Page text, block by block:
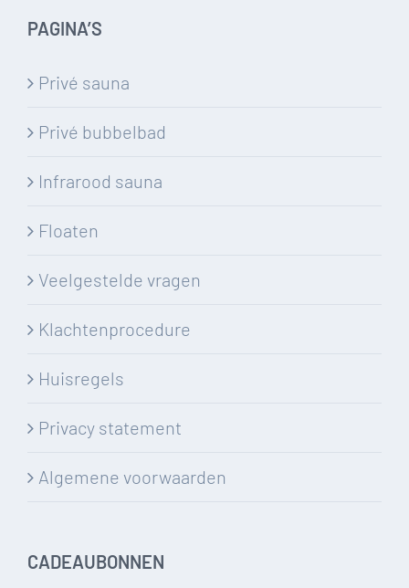
PAGINA’S
Privé sauna
Privé bubbelbad
Infrarood sauna
Floaten
Veelgestelde vragen
Klachtenprocedure
Huisregels
Privacy statement
Algemene voorwaarden
CADEAUBONNEN